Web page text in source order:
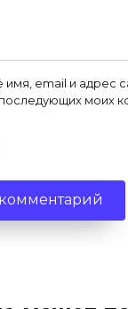
имя, email и адрес
моих